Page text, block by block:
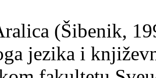
(Šibenik,
jezika i